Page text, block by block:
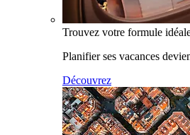
Trouvez votre formule
Planifier ses vacances
Découvrez